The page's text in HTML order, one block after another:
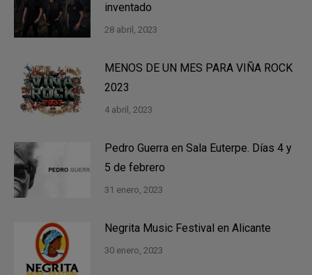
inventado
28 abril, 2023
MENOS DE UN MES PARA VIÑA ROCK
2023
4 abril, 2023
Pedro Guerra en Sala Euterpe. Días 4 y
5 de febrero
31 enero, 2023
Negrita Music Festival en Alicante
30 enero, 2023